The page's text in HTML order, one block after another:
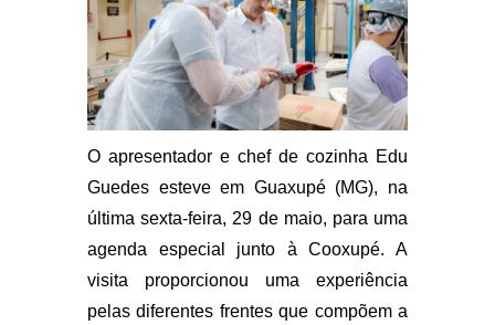
O apresentador e chef de cozinha Edu
Guedes esteve em Guaxupé (MG), na
última sexta-feira, 29 de maio, para uma
agenda especial junto à Cooxupé. A
visita proporcionou uma experiência
pelas diferentes frentes que compõem a